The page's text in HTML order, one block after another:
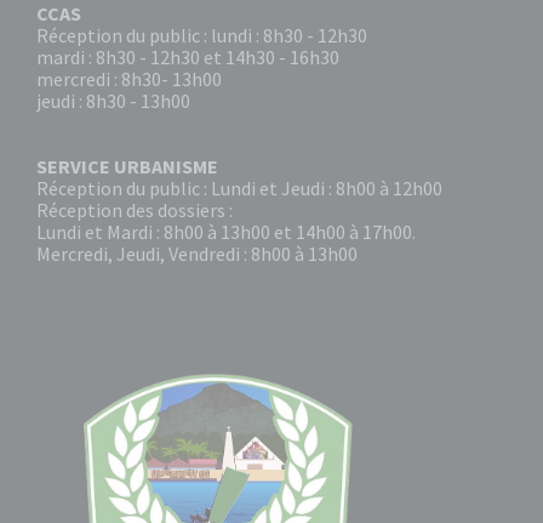
CCAS
Réception du public : lundi : 8h30 - 12h30
mardi : 8h30 - 12h30 et 14h30 - 16h30
mercredi : 8h30- 13h00
jeudi : 8h30 - 13h00
SERVICE URBANISME
Réception du public : Lundi et Jeudi : 8h00 à 12h00
Réception des dossiers :
Lundi et Mardi : 8h00 à 13h00 et 14h00 à 17h00.
Mercredi, Jeudi, Vendredi : 8h00 à 13h00